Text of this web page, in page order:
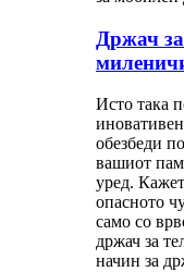
Држач
Исто така
обезбеди
вашиот
уред.
опасното
само со
држач за
начин за